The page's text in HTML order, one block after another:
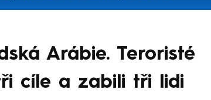
Arábie. Teroristé
cíle a zabili tři lidi